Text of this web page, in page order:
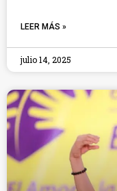
LEER MÁS »
julio 14, 2025